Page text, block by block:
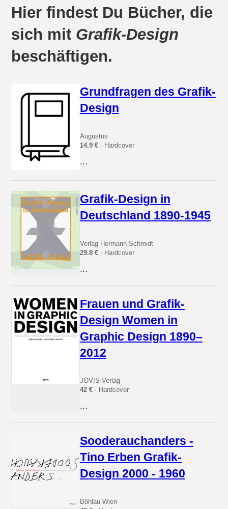
Hier findest Du Bücher, die
sich mit Grafik-Design
beschäftigen.
Grundfragen des Grafik-
Design
Augustus
14.9 €· Hardcover
...
Grafik-Design in
Deutschland 1890-1945
Verlag Hermann Schmidt
29.8 €· Hardcover
...
Frauen und Grafik-
Design Women in
Graphic Design 1890–
2012
JOVIS Verlag
42 €· Hardcover
...
Sooderauchanders -
Tino Erben Grafik-
Design 2000 - 1960
Böhlau Wien